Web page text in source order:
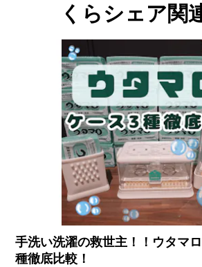
くらシェア関
手洗い洗濯の救世主！！ウタマ
種徹底比較！